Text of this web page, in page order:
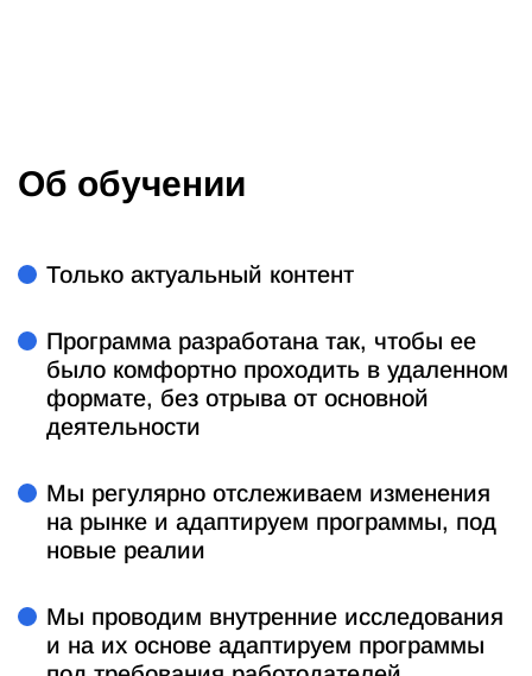
Об обучении
Только актуальный контент
Программа разработана так, чтобы ее
было комфортно проходить в удаленном
формате, без отрыва от основной
деятельности
Мы регулярно отслеживаем изменения
на рынке и адаптируем программы, под
новые реалии
Мы проводим внутренние исследования
и на их основе адаптируем программы